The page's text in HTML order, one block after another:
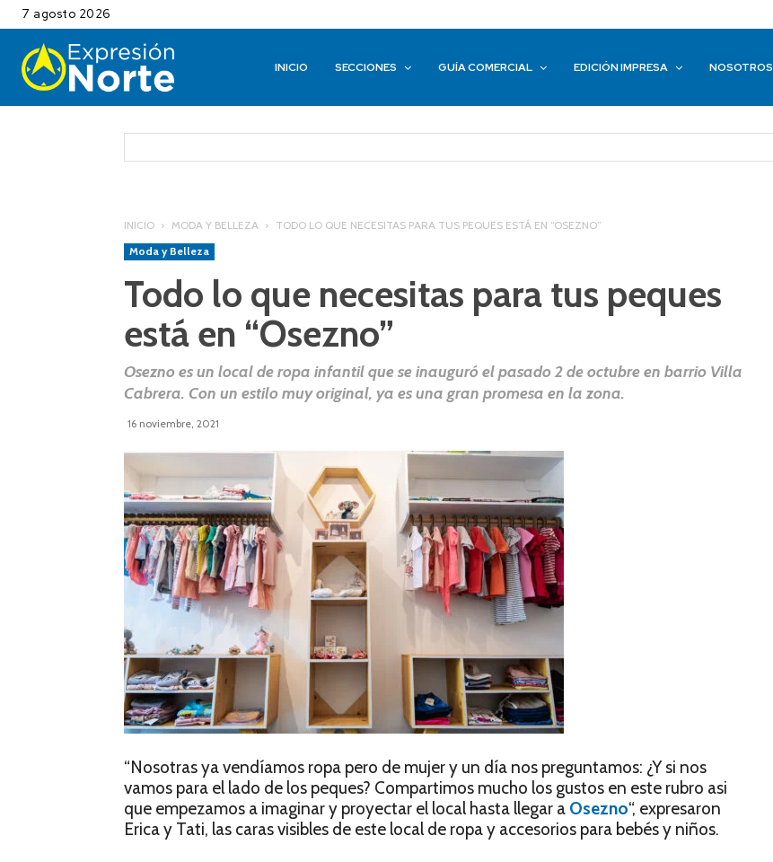
7 agosto 2026
INICIO SECCIONES GUÍA COMERCIAL EDICIÓN IMPRESA NOSOTROS
INICIO MODA Y BELLEZA
TODO LO QUE NECESITAS PARA TUS PEQUES ESTÁ EN “OSEZNO”
Moda y Belleza
Todo lo que necesitas para tus peques
está en “Osezno”
Osezno es un local de ropa infantil que se inauguró el pasado 2 de octubre en barrio Villa
Cabrera. Con un estilo muy original, ya es una gran promesa en la zona.
16 noviembre, 2021
“Nosotras ya vendíamos ropa pero de mujer y un día nos preguntamos: ¿Y si nos
vamos para el lado de los peques? Compartimos mucho los gustos en este rubro asi
que empezamos a imaginar y proyectar el local hasta llegar a Osezno“, expresaron
Erica y Tati, las caras visibles de este local de ropa y accesorios para bebés y niños.